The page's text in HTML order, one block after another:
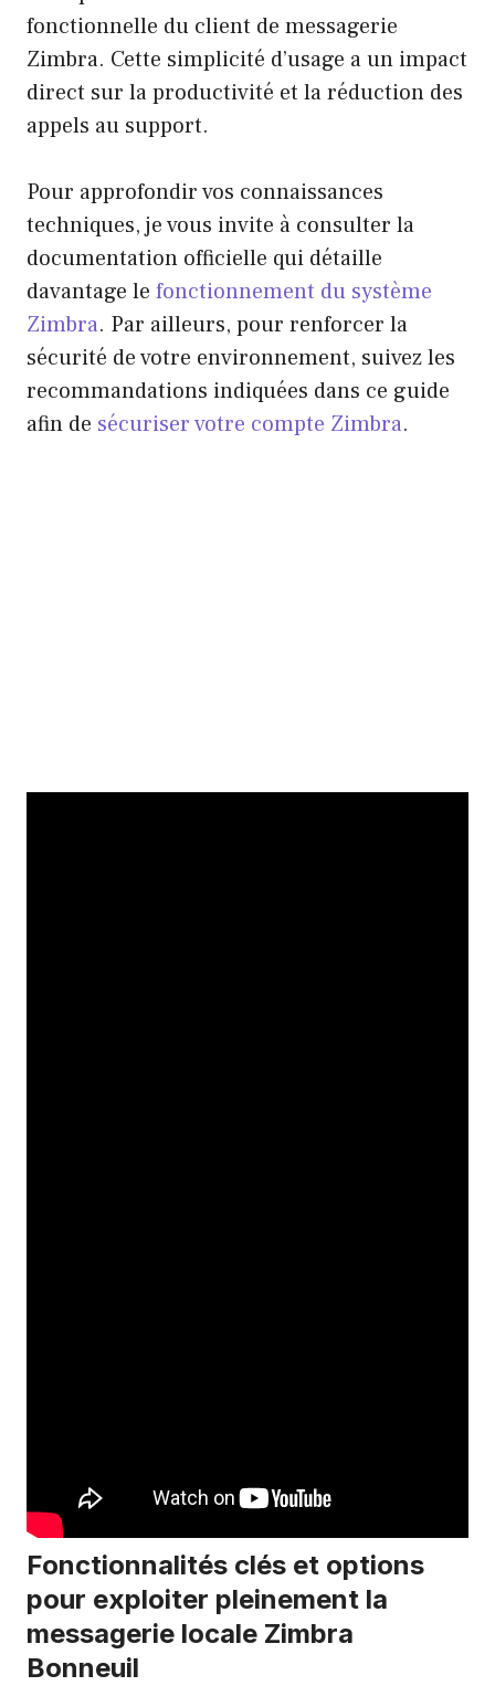
fonctionnelle du client de messagerie
Zimbra. Cette simplicité d’usage a un impact
direct sur la productivité et la réduction des
appels au support.
Pour approfondir vos connaissances
techniques, je vous invite à consulter la
documentation officielle qui détaille
davantage le fonctionnement du système
Zimbra. Par ailleurs, pour renforcer la
sécurité de votre environnement, suivez les
recommandations indiquées dans ce guide
afin de sécuriser votre compte Zimbra.
Fonctionnalités clés et options
pour exploiter pleinement la
messagerie locale Zimbra
Bonneuil